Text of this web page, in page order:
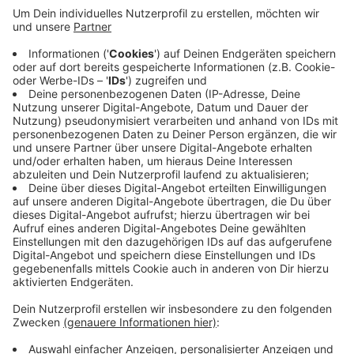
Stadt, auf der man bis zu 11.000 neue Wohnungen
Gebäude aufstocken oder leerstehende Gebäude
aufkommen, sagt der linke Stadtverordnete
Bernhard Sander. Die Stadt könne auch selbst als
Bauherr tätig werden. Die Linke fordert für den
sozialen Wohnungsbau ein Sondervermögen des
Bundes, auf das die Städte zugreifen können.
Veröffentlicht:Dienstag, 01.08.2023 17:48
Anzeige
Anzeige